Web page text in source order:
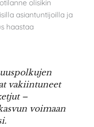
olisikin
asiantuntijoilla ja
haastaa
vakiintuneet
–
voimaan